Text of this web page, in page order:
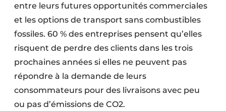
entre leurs futures opportunités commerciales
et les options de transport sans combustibles
fossiles. 60 % des entreprises pensent qu’elles
risquent de perdre des clients dans les trois
prochaines années si elles ne peuvent pas
répondre à la demande de leurs
consommateurs pour des livraisons avec peu
ou pas d’émissions de CO2.